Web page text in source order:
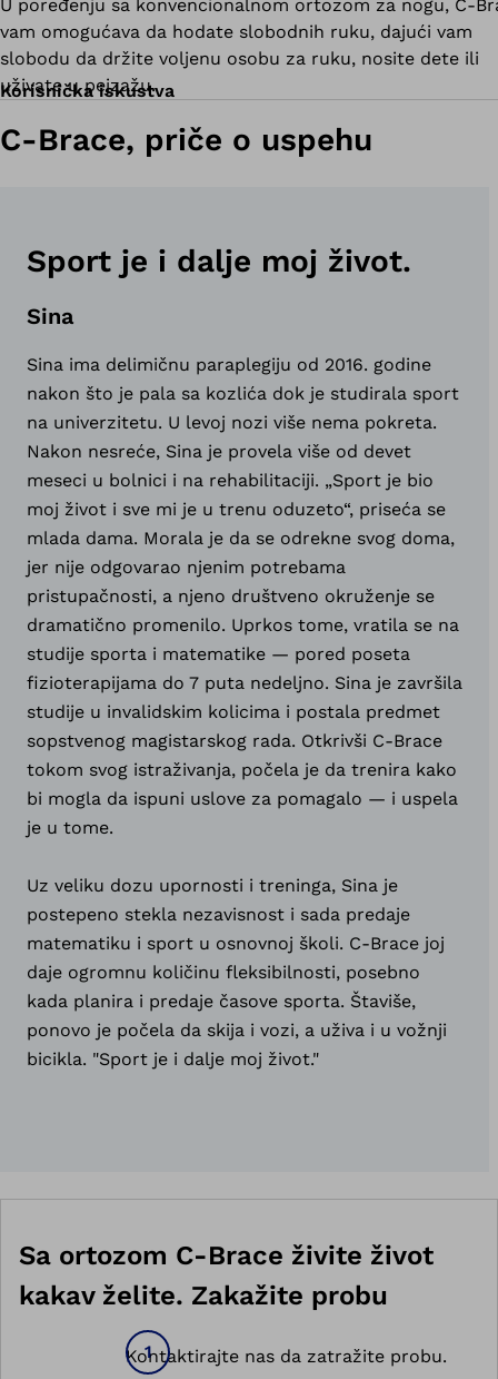
U poređenju sa konvencionalnom ortozom za nogu, C-
vam omogućava da hodate slobodnih ruku, dajući vam
slobodu da držite voljenu osobu za ruku, nosite dete ili
uživate u pejzažu.
Korisnička iskustva
C-Brace, priče o uspehu
Sport je i dalje moj život.
Sina
Sina ima delimičnu paraplegiju od 2016. godine
nakon što je pala sa kozlića dok je studirala sport
na univerzitetu. U levoj nozi više nema pokreta.
Nakon nesreće, Sina je provela više od devet
meseci u bolnici i na rehabilitaciji. „Sport je bio
moj život i sve mi je u trenu oduzeto“, priseća se
mlada dama. Morala je da se odrekne svog doma,
jer nije odgovarao njenim potrebama
pristupačnosti, a njeno društveno okruženje se
dramatično promenilo. Uprkos tome, vratila se na
studije sporta i matematike — pored poseta
fizioterapijama do 7 puta nedeljno. Sina je završila
studije u invalidskim kolicima i postala predmet
sopstvenog magistarskog rada. Otkrivši C-Brace
tokom svog istraživanja, počela je da trenira kako
bi mogla da ispuni uslove za pomagalo — i uspela
je u tome.
Uz veliku dozu upornosti i treninga, Sina je
postepeno stekla nezavisnost i sada predaje
matematiku i sport u osnovnoj školi. C-Brace joj
daje ogromnu količinu fleksibilnosti, posebno
kada planira i predaje časove sporta. Štaviše,
ponovo je počela da skija i vozi, a uživa i u vožnji
bicikla. "Sport je i dalje moj život."
Sa ortozom C-Brace živite život
kakav želite. Zakažite probu
Kontaktirajte nas da zatražite probu.